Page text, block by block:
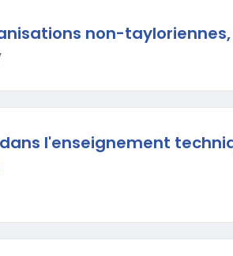
non-
l'enseignement